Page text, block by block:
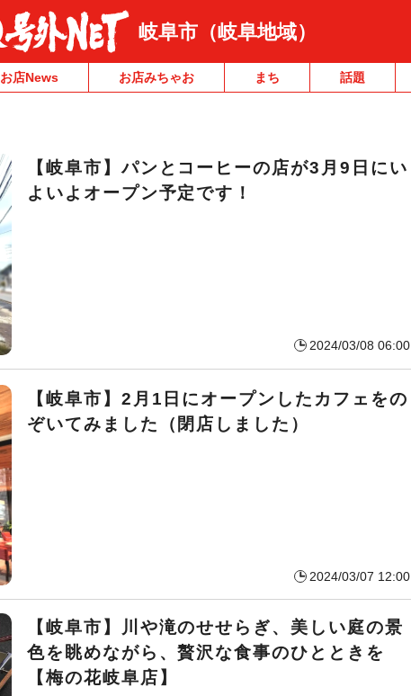
岐阜市（岐阜地域）
お店News お店みちゃお まち 話題
【岐阜市】パンとコーヒーの店が3月9日にい
よいよオープン予定です！
2024/03/08 06:00
【岐阜市】2月1日にオープンしたカフェをの
ぞいてみました（閉店しました）
2024/03/07 12:00
【岐阜市】川や滝のせせらぎ、美しい庭の景
色を眺めながら、贅沢な食事のひとときを
【梅の花岐阜店】